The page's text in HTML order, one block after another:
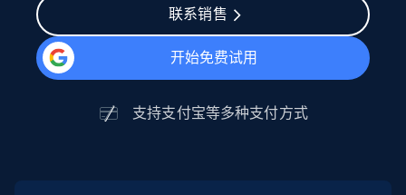
联系销售
开始免费试用
支持支付宝等多种支付方式